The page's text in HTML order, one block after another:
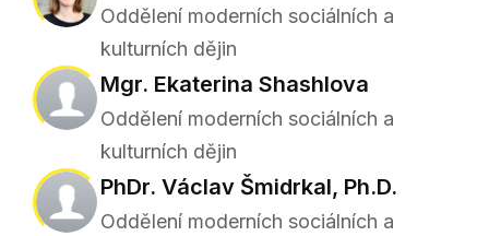
Oddělení moderních sociálních a
kulturních dějin
Mgr. Ekaterina Shashlova
Oddělení moderních sociálních a
kulturních dějin
PhDr. Václav Šmidrkal, Ph.D.
Oddělení moderních sociálních a